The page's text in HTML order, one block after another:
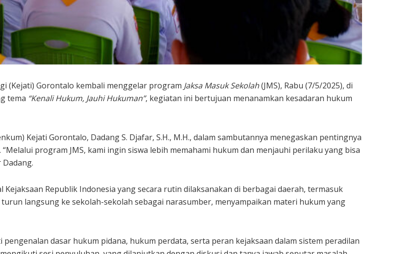
(Kejati) Gorontalo kembali menggelar program Jaksa Masuk Sekolah(JMS), Rabu (7/5/2025), di
tema “Kenali Hukum, Jauhi Hukuman”, kegiatan ini bertujuan menanamkan kesadaran hukum
Kejati Gorontalo, Dadang S. Djafar, S.H., M.H., dalam sambutannya menegaskan pentingnya
program JMS, kami ingin siswa lebih memahami hukum dan menjauhi perilaku yang bisa
Republik Indonesia yang secara rutin dilaksanakan di berbagai daerah, termasuk
langsung ke sekolah-sekolah sebagai narasumber, menyampaikan materi hukum yang
dasar hukum pidana, hukum perdata, serta peran kejaksaan dalam sistem peradilan